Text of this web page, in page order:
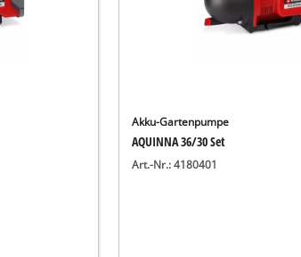
Akku-Gartenpumpe
AQUINNA 36/30 Set
Art.-Nr.: 4180401